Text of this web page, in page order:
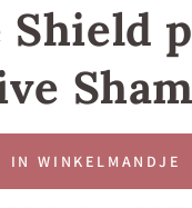
Shield
IN WINKELMANDJE